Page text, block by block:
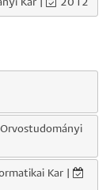
Kar | 2012
Kar |